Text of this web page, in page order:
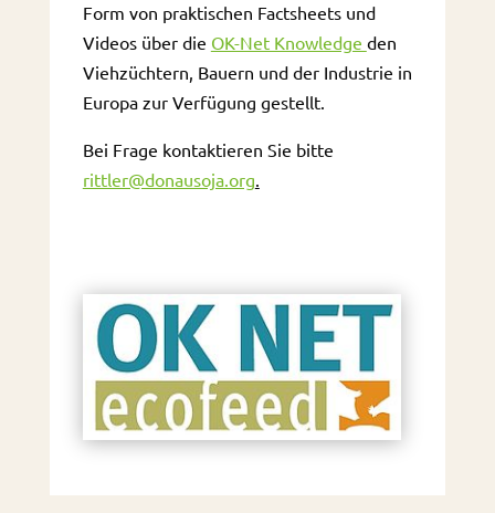
Form von praktischen Factsheets und
Videos über die OK-Net Knowledge den
Viehzüchtern, Bauern und der Industrie in
Europa zur Verfügung gestellt.
Bei Frage kontaktieren Sie bitte
rittler@donausoja.org.